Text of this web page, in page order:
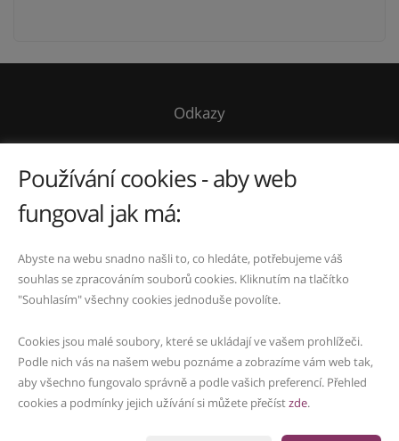
Odkazy
Kontakt
Ochrana osobních údajů
737 825 467| marikova.pavlina@seznam.cz|
IČO: 49188135
Fyzická osoba zapsaná v živnostenském rejstříku
CHYTRÝ WEB MAKLÉŘE
Používání cookies - aby web
fungoval jak má:
Abyste na webu snadno našli to, co hledáte, potřebujeme váš
souhlas se zpracováním souborů cookies. Kliknutím na tlačítko
"Souhlasím" všechny cookies jednoduše povolíte.
Cookies jsou malé soubory, které se ukládají ve vašem prohlížeči.
Podle nich vás na našem webu poznáme a zobrazíme vám web tak,
aby všechno fungovalo správně a podle vašich preferencí. Přehled
cookies a podmínky jejich užívání si můžete přečístzde.